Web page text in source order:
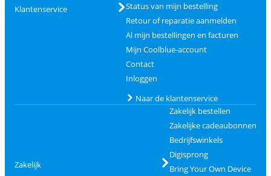
Klantenservice
Status van mijn bestelling
Retour of reparatie aanmelden
Al mijn bestellingen en facturen
Mijn Coolblue-account
Contact
Inloggen
Naar de klantenservice
Zakelijk
Zakelijk bestellen
Zakelijke cadeaubonnen
Bedrijfswinkels
Digisprong
Bring Your Own Device